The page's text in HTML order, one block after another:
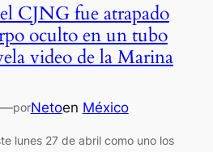
CJNG fue atrapado
oculto en un tubo
video de la Marina
—porNetoen México
lunes 27 de abril como uno los